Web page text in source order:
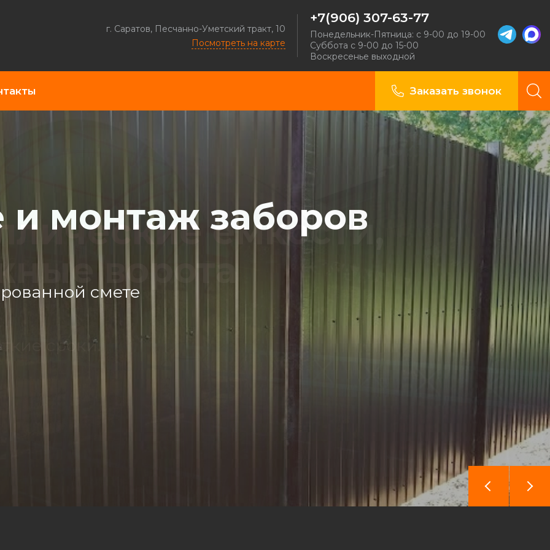
г. Саратов, Песчанно-Уметский тракт, 10
Посмотреть на карте
+7(906) 307-63-77
Понедельник-Пятница: с 9-00 до 19-00
Суббота с 9-00 до 15-00
Воскресенье выходной
Заказать звонок
и монтаж заборов
смете
емкости,
ворота
сроки.